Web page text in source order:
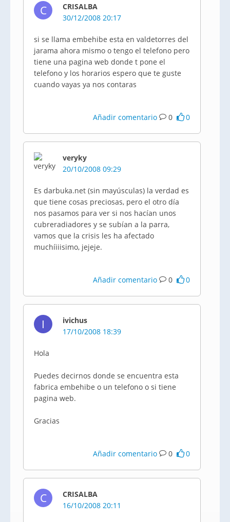
C
CRISALBA
30/12/2008 20:17
si se llama embehibe esta en valdetorres del
jarama ahora mismo o tengo el telefono pero
tiene una pagina web donde t pone el
telefono y los horarios espero que te guste
cuando vayas ya nos contaras
Añadir comentario 0 0
veryky
20/10/2008 09:29
Es darbuka.net (sin mayúsculas) la verdad es
que tiene cosas preciosas, pero el otro día
nos pasamos para ver si nos hacían unos
cubreradiadores y se subían a la parra,
vamos que la crisis les ha afectado
muchíiiisimo, jejeje.
Añadir comentario 0 0
I
ivichus
17/10/2008 18:39
Hola
Puedes decirnos donde se encuentra esta
fabrica embehibe o un telefono o si tiene
pagina web.
Gracias
Añadir comentario 0 0
C
CRISALBA
16/10/2008 20:11